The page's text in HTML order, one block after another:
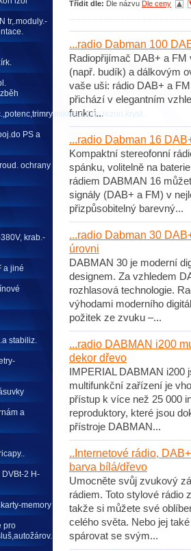
tr,.moduly.-
PS a
ochrany
krab.-
a jiné
stabiliz.
a
2 H-
memory
pro
Třídit dle: Dle názvu Dle ceny
...radio Dabman 100
Radiopřijímač DAB+ a
(např. budík) a dálkovým
vaše uši: rádio DAB+ a
přichází v elegantním
funkci...
...radio Dabman 16
Kompaktní stereofonní
spánku, volitelně na
rádiem DABMAN 16
signály (DAB+ a FM) v
přizpůsobitelný barevný...
...radio Dabman 30
úrovni
DABMAN 30 je moderní
designem. Za vzhledem
rozhlasová technologie.
výhodami moderního
požitek ze zvuku –...
...radio DABMAN i200
dekor dřevo
IMPERIAL DABMAN
multifunkční zařízení je
přístup k více než 25 000
reproduktory, které jsou
přístroje DABMAN...
..Internetové rádio,
barva bílá/dřevo
Umocněte svůj zvukový
rádiem. Toto stylové rádio
takže si můžete své
celého světa. Nebo jej
spárovat se svým...